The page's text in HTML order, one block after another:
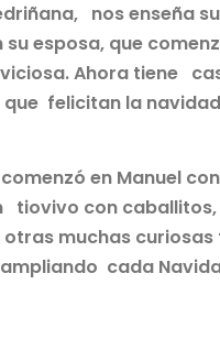
nos enseña
esposa, que
Ahora tiene
felicitan la
en Manuel
con
muchas
cada